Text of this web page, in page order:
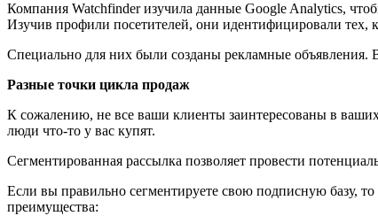
Компания Watchfinder изучила данные Google Analytics,
Изучив профили посетителей, они идентифицировали тех,
Специально для них были созданы рекламные объявления. В
Разные точки цикла продаж
К сожалению, не все ваши клиенты заинтересованы в
люди что-то у вас купят.
Сегментированная рассылка позволяет провести
Если вы правильно сегментируете свою подписную базу,
преимущества: